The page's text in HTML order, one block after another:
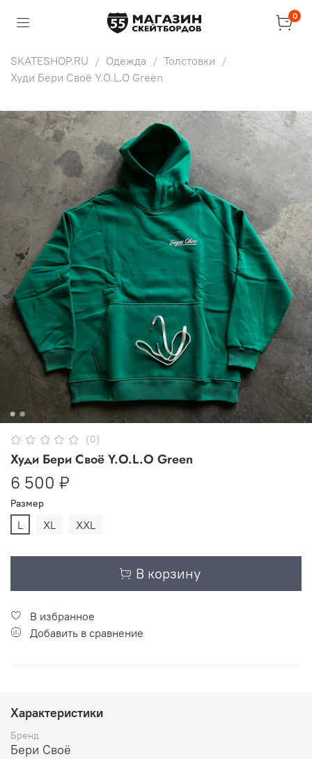
0
SKATESHOP.RU Одежда
Толстовки
Худи Бери Своё Y.O.L.O Green
(0)
Худи Бери Своё Y.O.L.O Green
6 500 ₽
Размер
L XL XXL
В корзину
В избранное
Добавить в сравнение
Характеристики
Бренд
Бери Своё